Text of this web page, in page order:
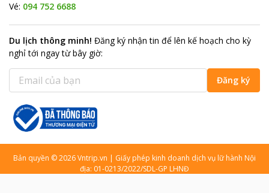
Vé: 094 752 6688
Du lịch thông minh! Đăng ký nhận tin để lên kế hoạch cho kỳ
nghỉ tới ngay từ bây giờ:
Đăng ký
Bản quyền ©2026Vntrip.vn | Giấy phép kinh doanh dịch vụ lữ hành Nội
địa: 01-0213/2022/SDL-GP LHNĐ